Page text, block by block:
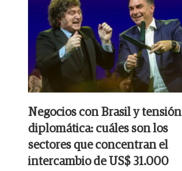
Negocios con Brasil y tensión
diplomática: cuáles son los
sectores que concentran el
intercambio de US$ 31.000